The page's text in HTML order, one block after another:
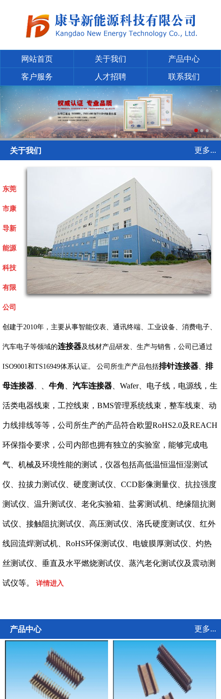
网站首页 关于我们 产品中心
客户服务 人才招聘 联系我们
关于我们 更多...
东莞
市康
导新
能源
科技
有限
公司
创建于2010年，主要从事智能仪表、通讯终端、工业设备、消费电子、
汽车电子等领域的连接器及线材产品研发、生产与销售，公司已通过
ISO9001和TS16949体系认证。 公司所生产产品包括排针连接器 排
母连接器 牛角 汽车连接器 、Wafer、电子线，电源线，生
活类电器线束，工控线束，BMS管理系统线束，整车线束、动
力线排线等等，公司所生产的产品符合欧盟RoHS2.0及REACH
环保指令要求，公司内部也拥有独立的实验室，能够完成电
气、机械及环境性能的测试，仪器包括高低温恒温恒湿测试
仪、拉拔力测试仪、硬度测试仪、CCD影像测量仪、抗拉强度
测试仪、温升测试仪、老化实验箱、盐雾测试机、绝缘阻抗测
试仪、接触阻抗测试仪、高压测试仪、洛氏硬度测试仪、红外
线回流焊测试机、RoHS环保测试仪、电镀膜厚测试仪、灼热
丝测试仪、垂直及水平燃烧测试仪、蒸汽老化测试仪及震动测
试仪等。 详情进入
产品中心 更多...